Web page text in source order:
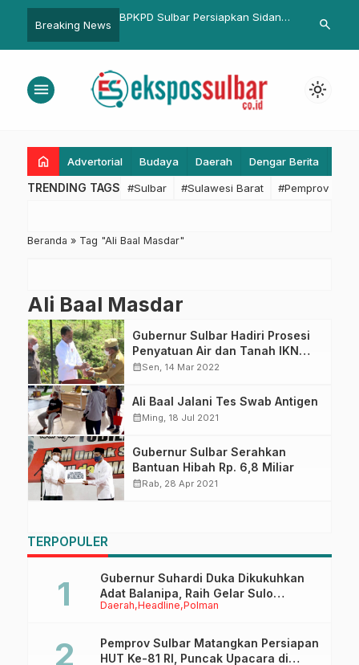
Breaking News
Awasi Pengelolaan
Publik Sulbar
BPKPD Sulbar Persiapkan Sidang
Penyelesaian Kerugian Daerah
Kapolresta
dan Ikuti
search
menu light_mode
home Advertorial Budaya Daerah Dengar Berita
TRENDING TAGS #Sulbar #Sulawesi Barat #Pemprov
Beranda » Tag "Ali Baal Masdar"
Ali Baal Masdar
Gubernur Sulbar Hadiri Prosesi
Penyatuan Air dan Tanah IKN
Nusantara
calendar_monthSen, 14 Mar 2022
Ali Baal Jalani Tes Swab Antigen
calendar_monthMing, 18 Jul 2021
Gubernur Sulbar Serahkan
Bantuan Hibah Rp. 6,8 Miliar
calendar_monthRab, 28 Apr 2021
TERPOPULER
Daerah Headline Polman
Gubernur Suhardi Duka Dikukuhkan
Adat Balanipa, Raih Gelar Sulo
Tappidena
Pemprov Sulbar Matangkan Persiapan
HUT Ke-81 RI, Puncak Upacara di